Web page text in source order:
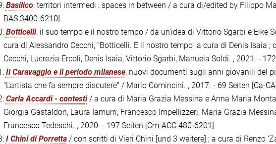
Basilico: territori intermedi : spaces in between / a cura di/edited by Filippo
BAS 3400-6210]
Botticelli: il suo tempo e il nostro tempo / da un'idea di Vittorio Sgarbi e Eike
cura di Alessandro Cecchi, "Botticelli. E il nostro tempo" a cura di Denis Isaia
Cecchi, Lucrezia Ercoli, Denis Isaia, Vittorio Sgarbi, Manuela Soldi. , 2021. -
Il Caravaggio e il periodo milanese: nuovi documenti sugli anni giovanili del
"L'artista che fa sempre discutere" / Mario Comincini. , 2017. - 69 Seiten [Ca-
Carla Accardi - contesti/ a cura di Maria Grazia Messina e Anna Maria
Giorgia Gastaldon, Laura Iamurri, Francesco Impellizzeri, Maria Grazia
Francesco Tedeschi. , 2020. - 197 Seiten [Cm-ACC 480-6201]
I Chini di Porretta/ con scritti di Vieri Chini [und 3 weitere] ; a cura di Renzo